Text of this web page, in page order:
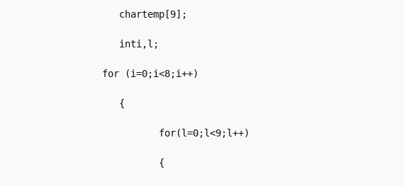
       chartemp[9];
       inti,l;
    for (i=0;i<8;i++)
       {
              for(l=0;l<9;l++)
              {